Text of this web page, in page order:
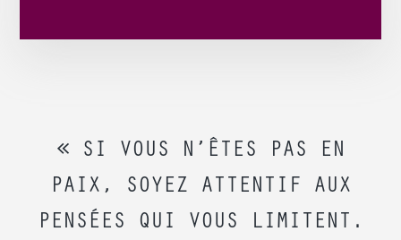
« SI VOUS N’ÊTES PAS EN
PAIX, SOYEZ ATTENTIF AUX
PENSÉES QUI VOUS LIMITENT.